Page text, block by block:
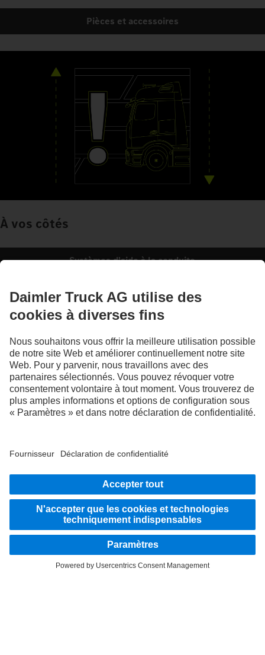
Pièces et accessoires
À vos côtés
Systèmes d'aide à la conduite
Les illustrations et les textes peuvent présenter des accessoires ou des options non
compris dans la composition de la fourniture de série. Les illustrations présentées
ne sont fournies qu'à titre d'exemple et ne sauraient correspondre obligatoirement à
l'état réel des véhicules d'origine. L'apparence des véhicules d'origine peut différer
de ces illustrations. Sous réserve de modifications. Les illustrations et les textes
peuvent également contenir des modèles, des prestations d'assistance, des services
et des produits qui ne sont pas proposés dans certains pays.
diversité, l'ouverture d'esprit et le respect font partie des convictions fondamentales
RESTEZ EN CONTACT.